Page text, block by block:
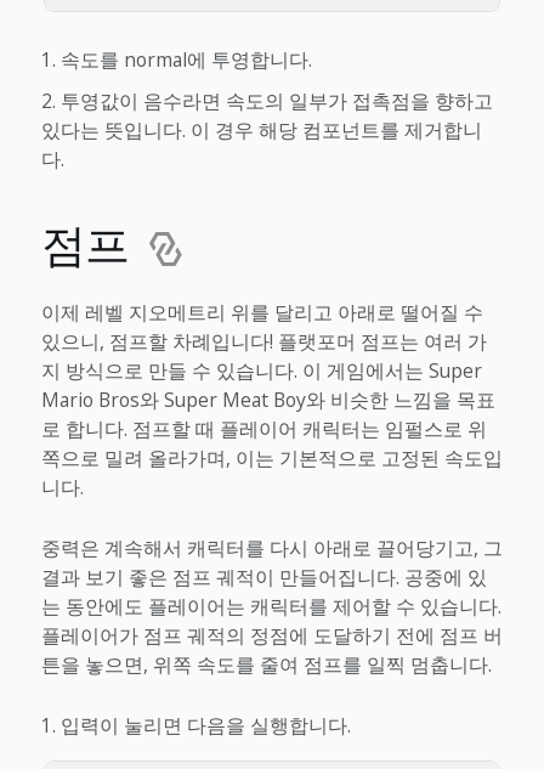
속도를 normal에 투영합니다.
투영값이 음수라면 속도의 일부가 접촉점을 향하고
있다는 뜻입니다. 이 경우 해당 컴포넌트를 제거합니
다.
점프
이제 레벨 지오메트리 위를 달리고 아래로 떨어질 수
있으니, 점프할 차례입니다! 플랫포머 점프는 여러 가
지 방식으로 만들 수 있습니다. 이 게임에서는 Super
Mario Bros와 Super Meat Boy와 비슷한 느낌을 목표
로 합니다. 점프할 때 플레이어 캐릭터는 임펄스로 위
쪽으로 밀려 올라가며, 이는 기본적으로 고정된 속도입
니다.
중력은 계속해서 캐릭터를 다시 아래로 끌어당기고, 그
결과 보기 좋은 점프 궤적이 만들어집니다. 공중에 있
는 동안에도 플레이어는 캐릭터를 제어할 수 있습니다.
플레이어가 점프 궤적의 정점에 도달하기 전에 점프 버
튼을 놓으면, 위쪽 속도를 줄여 점프를 일찍 멈춥니다.
입력이 눌리면 다음을 실행합니다.